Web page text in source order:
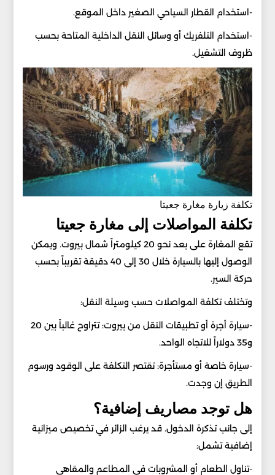
-استخدام القطار السياحي الصغير داخل الموقع.
-استخدام التلفريك أو وسائل النقل الداخلية المتاحة بحسب
ظروف التشغيل.
تكلفة زيارة مغارة جعيتا
تكلفة المواصلات إلى مغارة جعيتا
تقع المغارة على بعد نحو 20 كيلومتراً شمال بيروت. ويمكن
الوصول إليها بالسيارة خلال 30 إلى 40 دقيقة تقريباً بحسب
حركة السير.
وتختلف تكلفة المواصلات حسب وسيلة النقل:
-سيارة أجرة أو تطبيقات النقل من بيروت: تتراوح غالباً بين 20
و35 دولاراً للاتجاه الواحد.
-سيارة خاصة أو مستأجرة: تقتصر التكلفة على الوقود ورسوم
الطريق إن وجدت.
هل توجد مصاريف إضافية؟
إلى جانب تذكرة الدخول. قد يرغب الزائر في تخصيص ميزانية
إضافية تشمل:
-تناول الطعام أو المشروبات في المطاعم والمقاهي